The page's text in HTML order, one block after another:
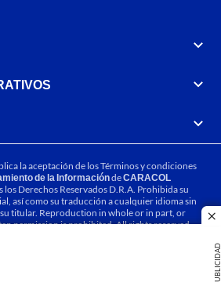
PUBLICIDAD
la aceptación de losTérminos y condiciones
de la InformacióndeCARACOL
los Derechos Reservados D.R.A. Prohibida su
así como su traducción a cualquier idioma sin
titular. Reproduction in whole or in part, or
permission is prohibited. All rights reserved